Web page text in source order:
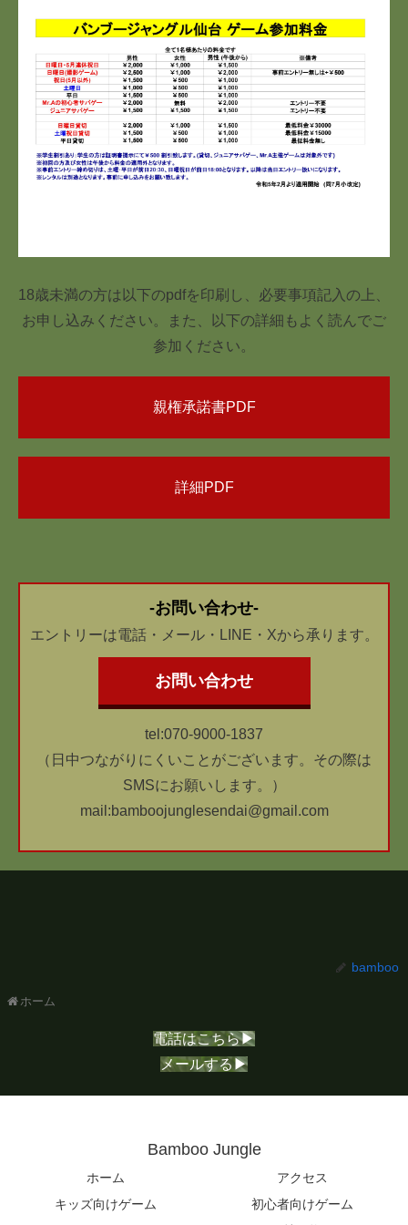
18歳未満の方は以下のpdfを印刷し、必要事項記入の上、
お申し込みください。また、以下の詳細もよく読んでご
参加ください。
親権承諾書PDF
詳細PDF
-お問い合わせ-
エントリーは電話・メール・LINE・Xから承ります。
お問い合わせ
tel:070-9000-1837
（日中つながりにくいことがございます。その際は
SMSにお願いします。）
mail:bamboojunglesendai@gmail.com
bamboo
ホーム
電話はこちら▶
メールする▶
Bamboo Jungle
ホーム
アクセス
キッズ向けゲーム
初心者向けゲーム